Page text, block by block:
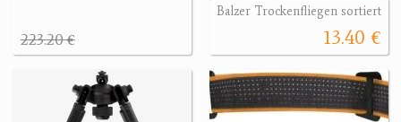
223.20 €
Balzer Trockenfliegen sortiert
13.40 €